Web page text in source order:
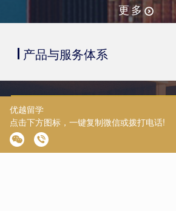
更多
产品与服务体系
致臻系列
优越外籍文书高端定制，冲刺世界